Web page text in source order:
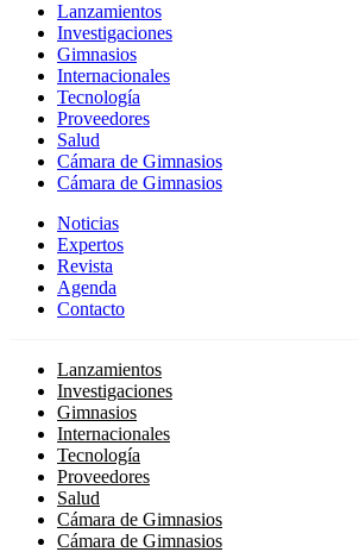
Lanzamientos
Investigaciones
Gimnasios
Internacionales
Tecnología
Proveedores
Salud
Cámara de Gimnasios
Cámara de Gimnasios
Noticias
Expertos
Revista
Agenda
Contacto
Lanzamientos
Investigaciones
Gimnasios
Internacionales
Tecnología
Proveedores
Salud
Cámara de Gimnasios
Cámara de Gimnasios